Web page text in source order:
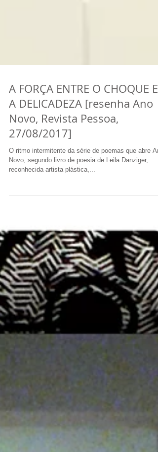
A FORÇA ENTRE O CHOQUE E
A DELICADEZA [resenha Ano
Novo, Revista Pessoa,
27/08/2017]
O ritmo intermitente da série de poemas que abre